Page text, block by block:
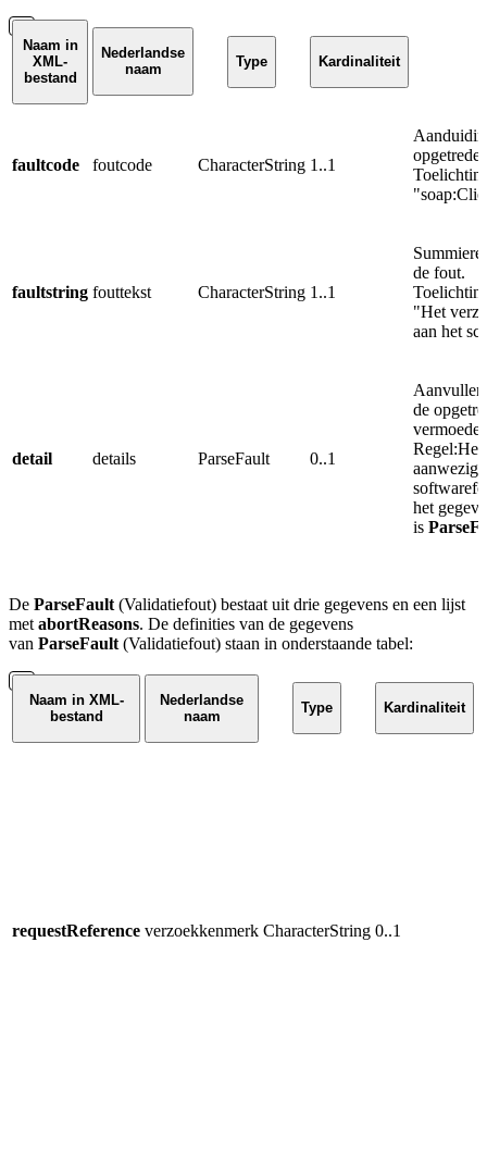
Naam in
XML-
bestand
Nederlandse
naam
Type Kardinaliteit
faultcode foutcode CharacterString 1..1
faultstring fouttekst CharacterString 1..1
de fout.
"Het
aan het
detail details ParseFault 0..1
de
Regel:Het
aanwezig
het
is
De ParseFault (Validatiefout) bestaat uit drie gegevens en een lijst
met abortReasons. De definities van de gegevens
van ParseFault (Validatiefout) staan in onderstaande tabel:
Naam in XML-
bestand
Nederlandse
naam
Type Kardinaliteit
requestReference verzoekkenmerk CharacterString 0..1